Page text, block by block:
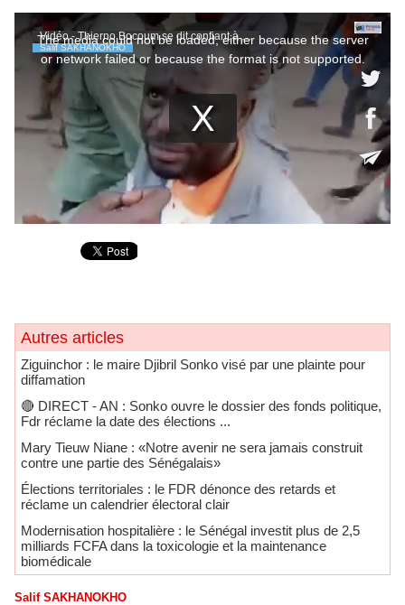
Autres articles
Ziguinchor : le maire Djibril Sonko visé par une plainte pour
diffamation
🔴​ DIRECT - AN : Sonko ouvre le dossier des fonds politique,
Fdr réclame la date des élections ...
Mary Tieuw Niane : «Notre avenir ne sera jamais construit
contre une partie des Sénégalais»
​Élections territoriales : le FDR dénonce des retards et
réclame un calendrier électoral clair
Modernisation hospitalière : le Sénégal investit plus de 2,5
milliards FCFA dans la toxicologie et la maintenance
biomédicale
Salif SAKHANOKHO